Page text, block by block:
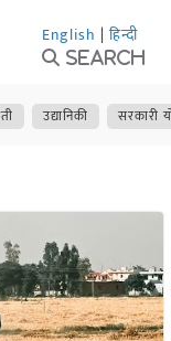
English | हिन्दी
Search
उद्यानिकी सरकारी